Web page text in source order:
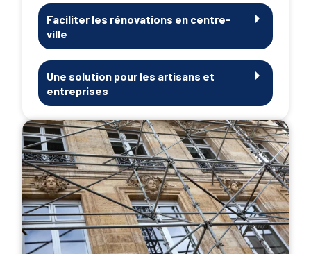
Faciliter les rénovations en centre-
ville
Une solution pour les artisans et
entreprises